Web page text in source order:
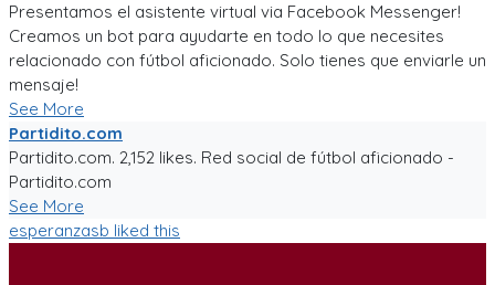
Presentamos el asistente virtual via Facebook Messenger!
Creamos un bot para ayudarte en todo lo que necesites
relacionado con fútbol aficionado. Solo tienes que enviarle un
mensaje!
See More
Partidito.com
Partidito.com. 2,152 likes. Red social de fútbol aficionado -
Partidito.com
See More
esperanzasb liked this